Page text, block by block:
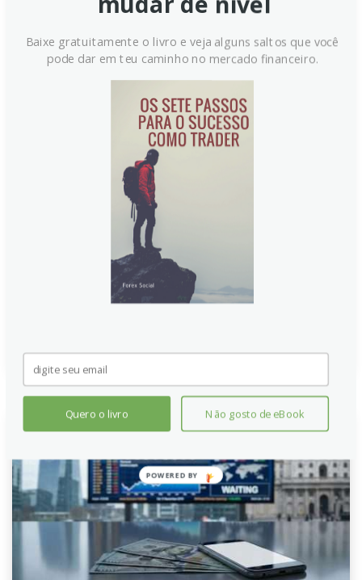
Libra Esterlina em Baixa:
Renúncia de Keir Starmer Joga
Incerteza Política no Reino
A Libra Esterlina (GBP) enfraquece abaixo de 1.3250
frente ao Dólar Americano (USD) em meio a
turbulências políticas no Reino Unido. A renúncia do
Primeiro-Ministro Keir Starmer intensifica a
instabilidade, enquanto o mercado aguarda dados
econômicos cruciais e a postura do Federal Reserve
Baixe gratuitamente o livro e veja alguns saltos que você
pode dar em teu caminho no mercado financeiro.
Quero o livro Não gosto de eBook
POWERED
BY